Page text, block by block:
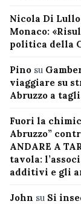
Nicola Di Lullo
Monaco:
politica della
Pino su
viaggiare su
Abruzzo a
Fuori la
Abruzzo”
ANDARE A
tavola:
additivi e gli
John su Si